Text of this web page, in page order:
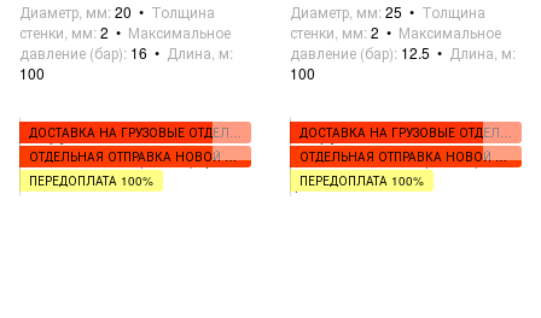
Диаметр, мм 20
Толщина
стенки, мм 2
Максимальное
давление (бар) 16
Длина, м
100
Диаметр, мм 25
Толщина
стенки, мм 2
Максимальное
давление (бар) 12.5
Длина, м
100
ДОСТАВКА НА ГРУЗОВЫЕ ОТДЕЛЕНИЯ
ОТДЕЛЬНАЯ ОТПРАВКА НОВОЙ ПОЧТОЙ
ПЕРЕДОПЛАТА 100%
ДОСТАВКА НА ГРУЗОВЫЕ ОТДЕЛЕНИЯ
ОТДЕЛЬНАЯ ОТПРАВКА НОВОЙ ПОЧТОЙ
ПЕРЕДОПЛАТА 100%